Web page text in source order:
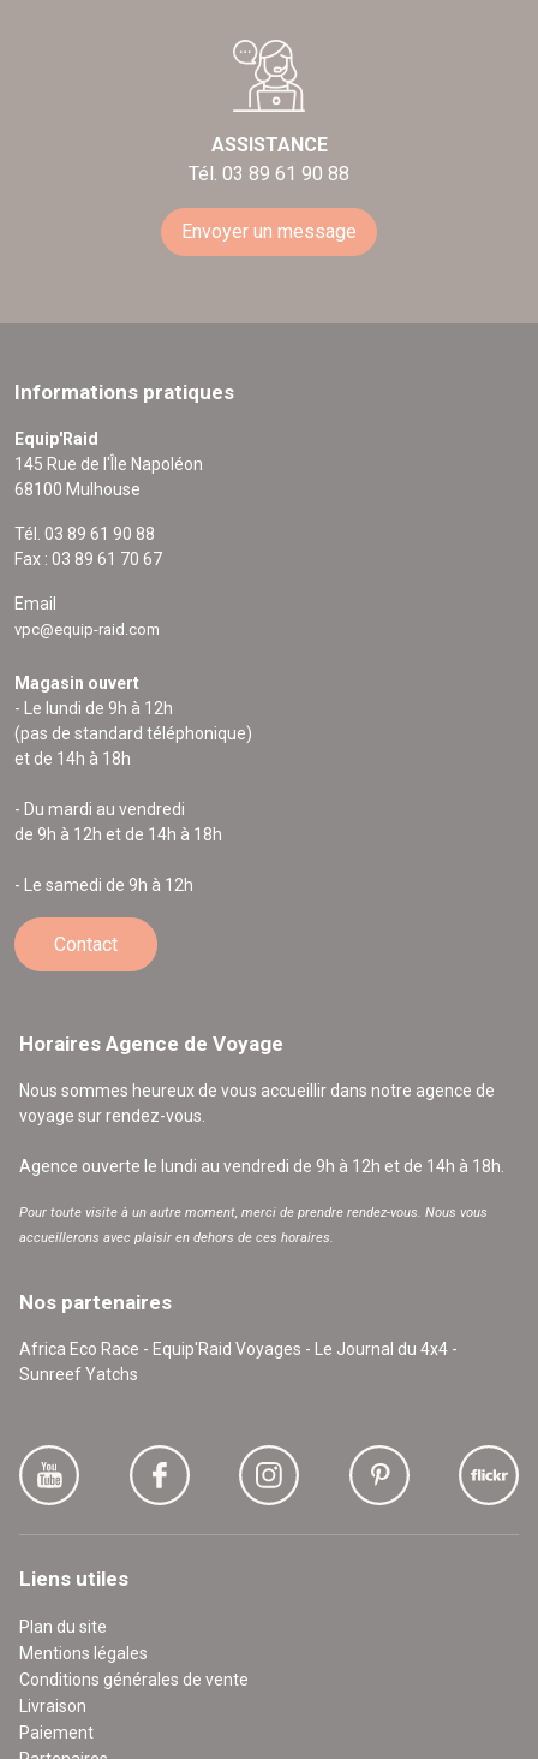
ASSISTANCE
Tél. 03 89 61 90 88
Envoyer un message
Informations pratiques
Equip'Raid
145 Rue de l'Île Napoléon
68100 Mulhouse
Tél. 03 89 61 90 88
Fax : 03 89 61 70 67
Email
vpc@equip-raid.com
Magasin ouvert
- Le lundi de 9h à 12h
(pas de standard téléphonique)
et de 14h à 18h
- Du mardi au vendredi
de 9h à 12h et de 14h à 18h
- Le samedi de 9h à 12h
Contact
Horaires Agence de Voyage
Nous sommes heureux de vous accueillir dans notre agence de
voyage sur rendez-vous.
Agence ouverte le lundi au vendredi de 9h à 12h et de 14h à 18h.
Pour toute visite à un autre moment, merci de prendre rendez-vous. Nous vous
accueillerons avec plaisir en dehors de ces horaires.
Nos partenaires
Africa Eco Race - Equip'Raid Voyages - Le Journal du 4x4 -
Sunreef Yatchs
Liens utiles
Plan du site
Mentions légales
Conditions générales de vente
Livraison
Paiement